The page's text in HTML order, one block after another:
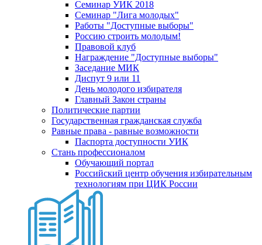
Семинар УИК 2018
Семинар "Лига молодых"
Работы "Доступные выборы"
Россию строить молодым!
Правовой клуб
Награждение "Доступные выборы"
Заседание МИК
Диспут 9 или 11
День молодого избирателя
Главный Закон страны
Политические партии
Государственная гражданская служба
Равные права - равные возможности
Паспорта доступности УИК
Стань профессионалом
Обучающий портал
Российский центр обучения избирательным
технологиям при ЦИК России